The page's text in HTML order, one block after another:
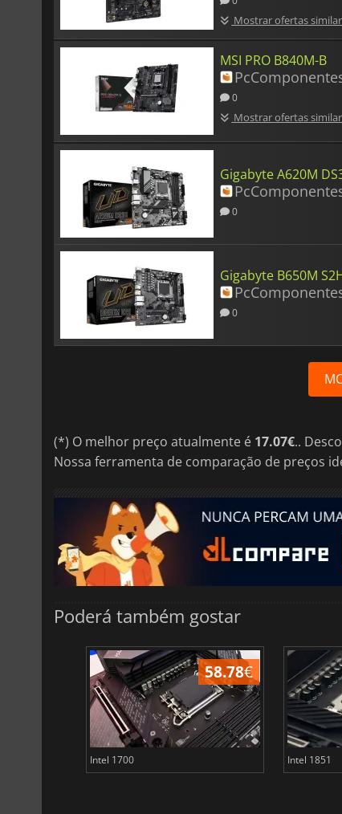
Mostrar ofertas
MSI PRO B840M-B
0
Mostrar ofertas
Gigabyte A620M
0
Gigabyte B650M
0
(*) O melhor preço atualmente é 17.07€..
Nossa ferramenta de comparação de preços
Poderá também gostar
58.78€
Intel 1700 Intel 1851